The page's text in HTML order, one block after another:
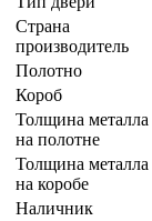
Страна
производитель
Полотно
Короб
Толщина металла
на полотне
Толщина металла
на коробе
Наличник